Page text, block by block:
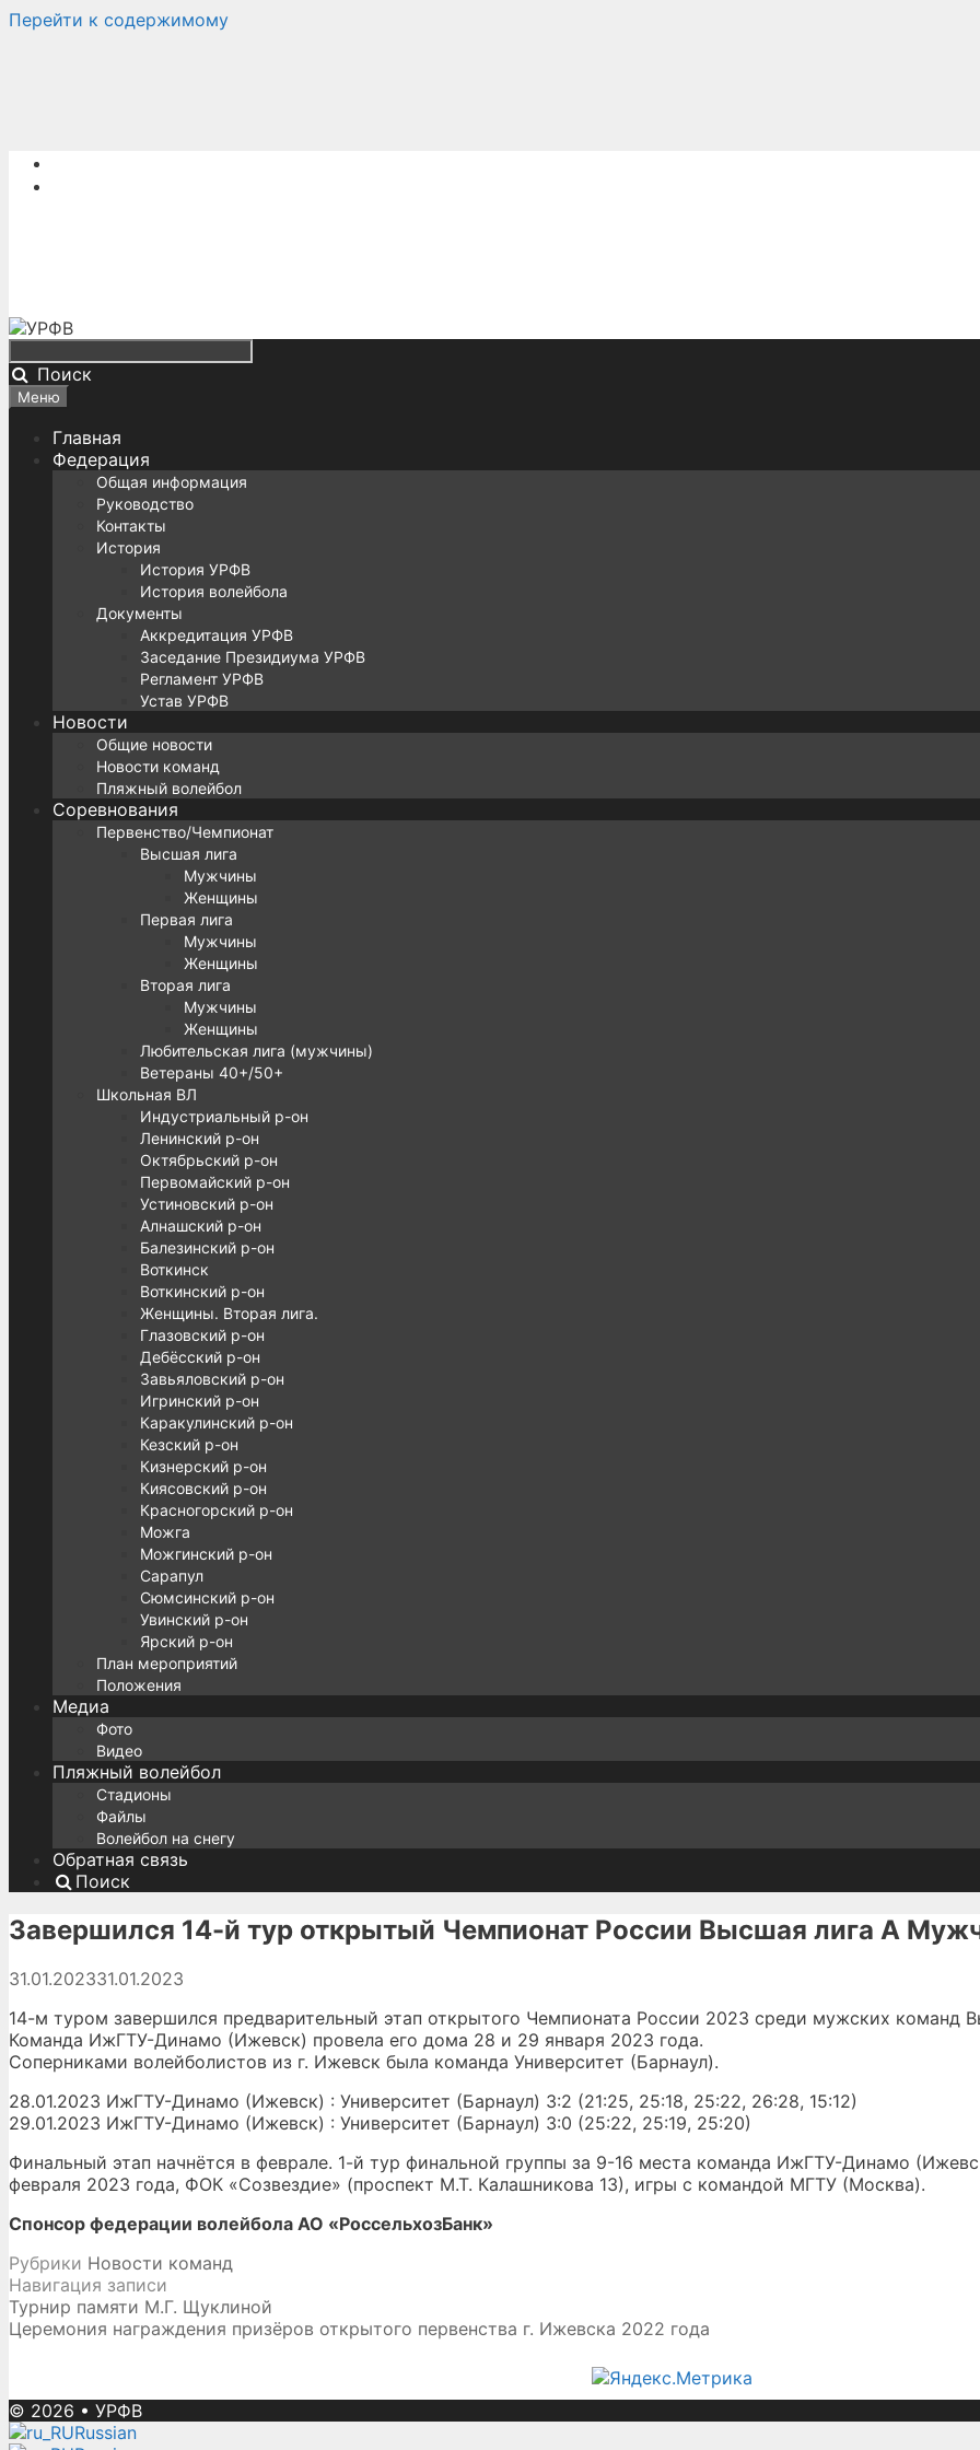
Перейти к содержимому
Поиск
Меню
Главная
Федерация
Общая информация
Руководство
Контакты
История
История УРФВ
История волейбола
Документы
Аккредитация УРФВ
Заседание Президиума УРФВ
Регламент УРФВ
Устав УРФВ
Новости
Общие новости
Новости команд
Пляжный волейбол
Соревнования
Первенство/Чемпионат
Высшая лига
Мужчины
Женщины
Первая лига
Мужчины
Женщины
Вторая лига
Мужчины
Женщины
Любительская лига (мужчины)
Ветераны 40+/50+
Школьная ВЛ
Индустриальный р-он
Ленинский р-он
Октябрьский р-он
Первомайский р-он
Устиновский р-он
Алнашский р-он
Балезинский р-он
Воткинск
Воткинский р-он
Женщины. Вторая лига.
Глазовский р-он
Дебёсский р-он
Завьяловский р-он
Игринский р-он
Каракулинский р-он
Кезский р-он
Кизнерский р-он
Киясовский р-он
Красногорский р-он
Можга
Можгинский р-он
Сарапул
Сюмсинский р-он
Увинский р-он
Ярский р-он
План мероприятий
Положения
Медиа
Фото
Видео
Пляжный волейбол
Стадионы
Файлы
Волейбол на снегу
Обратная связь
Поиск
Завершился 14-й тур открытый Чемпионат России Высшая лига А
31.01.202331.01.2023
14-м туром завершился предварительный этап открытого Чемпионата России 2023 среди мужских команд
Команда ИжГТУ-Динамо (Ижевск) провела его дома 28 и 29 января 2023 года.
Соперниками волейболистов из г. Ижевск была команда Университет (Барнаул).
28.01.2023 ИжГТУ-Динамо (Ижевск) : Университет (Барнаул) 3:2 (21:25, 25:18, 25:22, 26:28, 15:12)
29.01.2023 ИжГТУ-Динамо (Ижевск) : Университет (Барнаул) 3:0 (25:22, 25:19, 25:20)
Финальный этап начнётся в феврале. 1-й тур финальной группы за 9-16 места команда ИжГТУ-Динамо
февраля 2023 года, ФОК «Созвездие» (проспект М.Т. Калашникова 13), игры с командой МГТУ (Москва).
Спонсор федерации волейбола АО «РоссельхозБанк»
Рубрики Новости команд
Навигация записи
Турнир памяти М.Г. Щуклиной
Церемония награждения призёров открытого первенства г. Ижевска 2022 года
© 2026 • УРФВ
Russian